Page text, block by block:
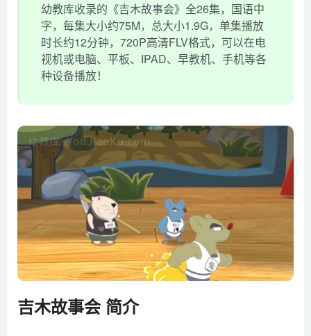
幼教库收录的《吉木故事会》全26集，国语中
字，每集大小约75M，总大小1.9G，单集播放
时长约12分钟，720P高清FLV格式，可以在电
视机或电脑、平板、IPAD、早教机、手机等各
种设备播放！
吉木故事会 简介